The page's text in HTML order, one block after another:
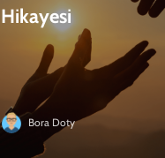
Hikayesi
Bora Doty